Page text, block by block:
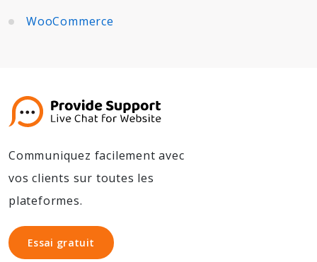
WooCommerce
Communiquez facilement avec
vos clients sur toutes les
plateformes.
Essai gratuit
Essai gratuit